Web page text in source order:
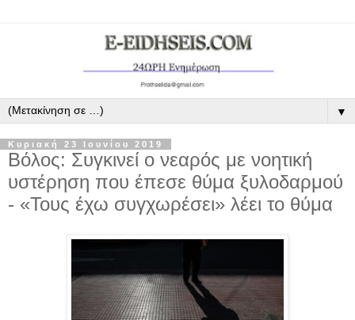
▼
Κυριακή 23 Ιουνίου 2019
Βόλος: Συγκινεί ο νεαρός με νοητική
υστέρηση που έπεσε θύμα ξυλοδαρμού
- «Τους έχω συγχωρέσει» λέει το θύμα